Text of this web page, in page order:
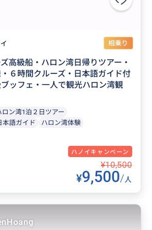
相乗り
高級船・ハロン湾日帰りツアー・
６時間クルーズ・日本語ガイド付
ッフェ・一人で観光ハロン湾観
ロン湾1泊２日ツアー
本語ガイド
ハロン湾体験
ハノイキャンペーン
¥10,500
¥9,500/人